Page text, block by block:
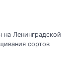
на Ленинградской
сортов